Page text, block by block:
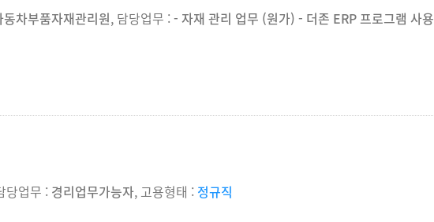
동차부품자재관리원, 담당업무 : - 자재 관리 업무 (원가) - 더존 ERP 프로그램 사용
당업무 : 경리업무가능자, 고용형태 : 정규직